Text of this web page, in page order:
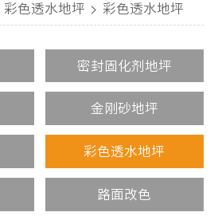
彩色透水地坪 > 彩色透水地坪
密封固化剂地坪
金刚砂地坪
彩色透水地坪
路面改色